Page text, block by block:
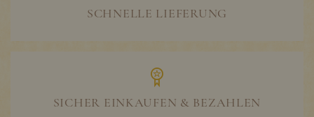
SCHNELLE LIEFERUNG
SICHER EINKAUFEN & BEZAHLEN